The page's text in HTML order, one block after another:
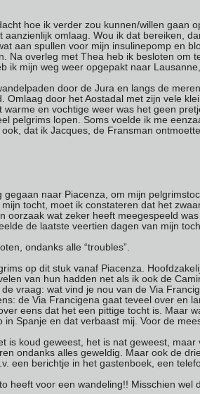
hoe ik verder zou kunnen/willen gaan
aanzienlijk omlaag. Wou ik dat bereiken,
aan spullen voor mijn insulinepomp en
Na overleg met Thea heb ik besloten om
ik mijn weg weer opgepakt naar
door de Jura en langs de
Omlaag door het Aostadal met zijn vele
warme en vochtige weer was het geen
pelgrims lopen. Soms voelde ik me
dat ik Jacques, de Fransman
naar Piacenza, om mijn
tocht, moet ik constateren dat het
oorzaak wat zeker heeft meegespeeld
de laatste veertien dagen van mijn
ondanks alle “troubles”.
op dit stuk vanaf Piacenza.
van hun hadden net als ik ook de
vraag: wat vind je nou van de Via
de Via Francigena gaat teveel over en
eens dat het een pittige tocht is. Maar
Spanje en dat verbaast mij. Voor de
is koud geweest, het is nat geweest,
ondanks alles geweldig. Maar ook de
een berichtje in het gastenboek, een
heeft voor een wandeling!! Misschien wel